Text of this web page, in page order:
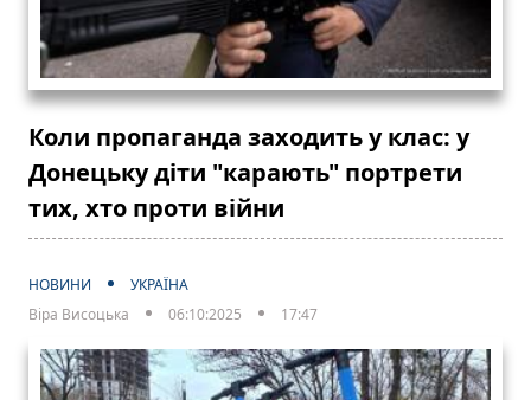
Коли пропаганда заходить у клас: у
Донецьку діти "карають" портрети
тих, хто проти війни
НОВИНИ
УКРАЇНА
Віра Висоцька
06:10:2025 17:47